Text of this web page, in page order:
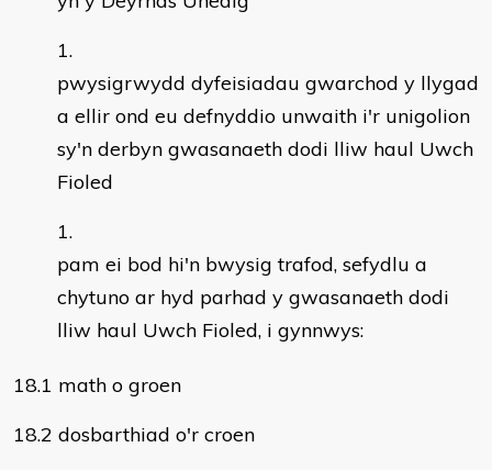
pwysigrwydd dyfeisiadau gwarchod y llygad
a ellir ond eu defnyddio unwaith i'r unigolion
sy'n derbyn gwasanaeth dodi lliw haul Uwch
Fioled
pam ei bod hi'n bwysig trafod, sefydlu a
chytuno ar hyd parhad y gwasanaeth dodi
lliw haul Uwch Fioled, i gynnwys:
18.1 math o groen
18.2 dosbarthiad o'r croen